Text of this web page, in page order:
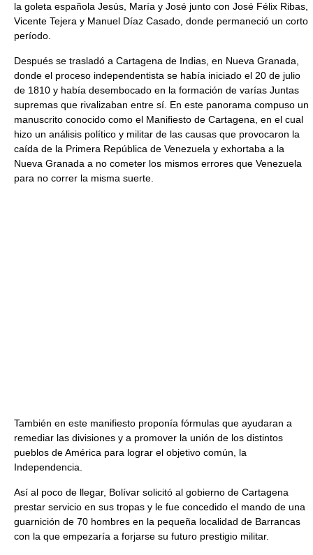
la goleta española Jesús, María y José junto con José Félix Ribas,
Vicente Tejera y Manuel Díaz Casado, donde permaneció un corto
período.
Después se trasladó a Cartagena de Indias, en Nueva Granada,
donde el proceso independentista se había iniciado el 20 de julio
de 1810 y había desembocado en la formación de varías Juntas
supremas que rivalizaban entre sí. En este panorama compuso un
manuscrito conocido como el Manifiesto de Cartagena, en el cual
hizo un análisis político y militar de las causas que provocaron la
caída de la Primera República de Venezuela y exhortaba a la
Nueva Granada a no cometer los mismos errores que Venezuela
para no correr la misma suerte.
También en este manifiesto proponía fórmulas que ayudaran a
remediar las divisiones y a promover la unión de los distintos
pueblos de América para lograr el objetivo común, la
Independencia.
Así al poco de llegar, Bolívar solicitó al gobierno de Cartagena
prestar servicio en sus tropas y le fue concedido el mando de una
guarnición de 70 hombres en la pequeña localidad de Barrancas
con la que empezaría a forjarse su futuro prestigio militar.